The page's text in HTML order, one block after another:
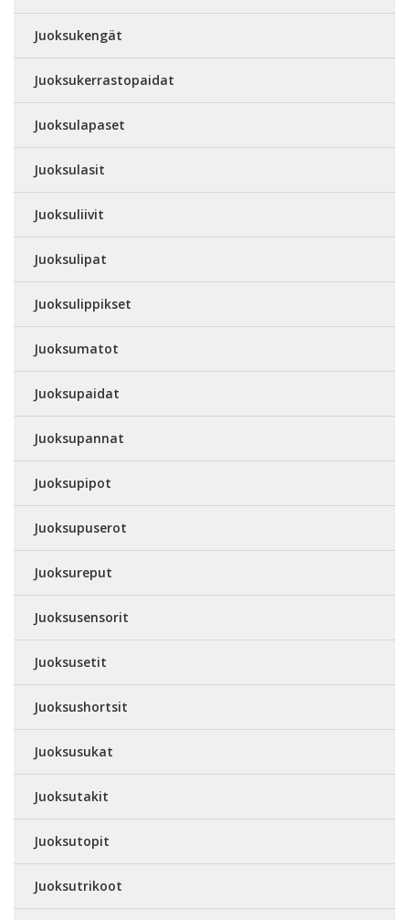
Juoksukengät
Juoksukerrastopaidat
Juoksulapaset
Juoksulasit
Juoksuliivit
Juoksulipat
Juoksulippikset
Juoksumatot
Juoksupaidat
Juoksupannat
Juoksupipot
Juoksupuserot
Juoksureput
Juoksusensorit
Juoksusetit
Juoksushortsit
Juoksusukat
Juoksutakit
Juoksutopit
Juoksutrikoot